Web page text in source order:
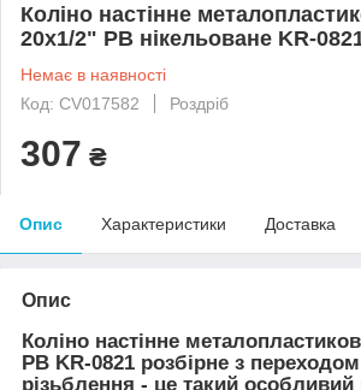
Коліно настінне
20x1/2" РВ нікельоване KR-
Немає в наявності
Код: CV017582
Роздріб
307 ₴
Опис Характеристики Доставка
Опис
Коліно настінне
РВ KR-0821 розбірне з
різьблення - це такий особливий